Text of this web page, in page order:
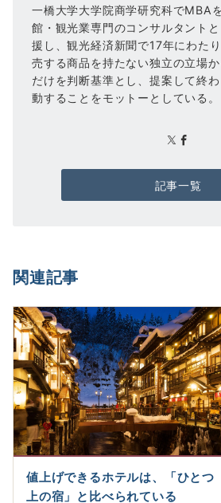
一橋大学大学院商学研究科でMBA
館・観光業専門のコンサルタント
援し、観光経済新聞で17年にわた
売する商品を持たない独立の立場
だけを判断基準とし、提案して終
動することをモットーとしている。
記事一覧
関連記事
値上げできるホテルは、「ひとつ
上の宿」と比べられている